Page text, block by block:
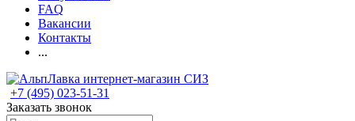
FAQ
Вакансии
Контакты
...
+7 (495) 023-51-31
Заказать звонок